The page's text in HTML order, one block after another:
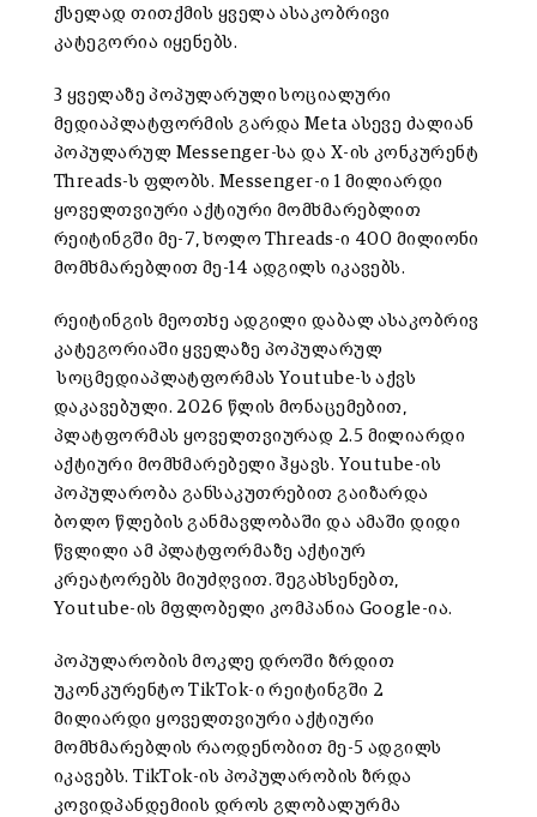
ქსელად თითქმის ყველა ასაკობრივი
კატეგორია იყენებს.
3 ყველაზე პოპულარული სოციალური
მედიაპლატფორმის გარდა Meta ასევე ძალიან
პოპულარულ Messenger-სა და X-ის კონკურენტ
Threads-ს ფლობს. Messenger-ი 1 მილიარდი
ყოველთვიური აქტიური მომხმარებლით
რეიტინგში მე-7, ხოლო Threads-ი 400 მილიონი
მომხმარებლით მე-14 ადგილს იკავებს.
რეიტინგის მეოთხე ადგილი დაბალ ასაკობრივ
კატეგორიაში ყველაზე პოპულარულ
სოცმედიაპლატფორმას Youtube-ს აქვს
დაკავებული. 2026 წლის მონაცემებით,
პლატფორმას ყოველთვიურად 2.5 მილიარდი
აქტიური მომხმარებელი ჰყავს. Youtube-ის
პოპულარობა განსაკუთრებით გაიზარდა
ბოლო წლების განმავლობაში და ამაში დიდი
წვლილი ამ პლატფორმაზე აქტიურ
კრეატორებს მიუძღვით. შეგახსენებთ,
Youtube-ის მფლობელი კომპანია Google-ია.
პოპულარობის მოკლე დროში ზრდით
უკონკურენტო TikTok-ი რეიტინგში 2
მილიარდი ყოველთვიური აქტიური
მომხმარებლის რაოდენობით მე-5 ადგილს
იკავებს. TikTok-ის პოპულარობის ზრდა
კოვიდპანდემიის დროს გლობალურმა